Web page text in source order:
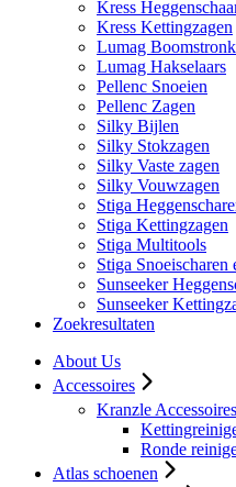
Kress
Kress Kettingzagen
Lumag
Lumag Hakselaars
Pellenc Snoeien
Pellenc Zagen
Silky Bijlen
Silky Stokzagen
Silky Vaste zagen
Silky Vouwzagen
Stiga
Stiga Kettingzagen
Stiga Multitools
Stiga Snoeischaren
Sunseeker
Sunseeker
Zoekresultaten
About Us
Accessoires
Kranzle Accessoires
Ronde
Atlas schoenen